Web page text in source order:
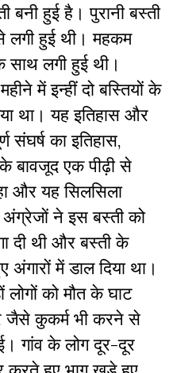
हुई है। पुरानी बस्ती
लगी हुई थी। महकम
साथ लगी हुई थी।
में इन्हीं दो बस्तियों के
था। यह इतिहास और
संघर्ष का इतिहास,
के बावजूद एक पीढ़ी से
और यह सिलसिला
अंग्रेजों ने इस बस्ती को
दी थी और बस्ती के
में डाल दिया था।
को मौत के घाट
जैसे कुकर्म भी करने से
गांव के लोग दूर-दूर